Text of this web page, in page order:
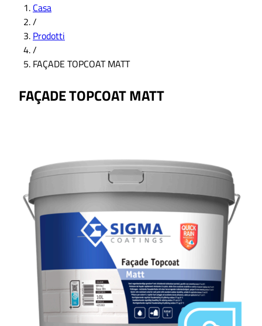
Casa
/
Prodotti
/
FAÇADE TOPCOAT MATT
FAÇADE TOPCOAT MATT